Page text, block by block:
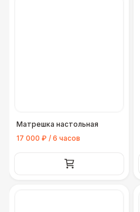
Матрешка настольная
17 000 ₽ / 6 часов